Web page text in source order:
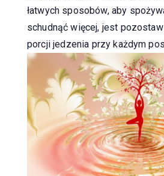
łatwych sposobów, aby
schudnąć więcej, jest
porcji jedzenia przy każdym